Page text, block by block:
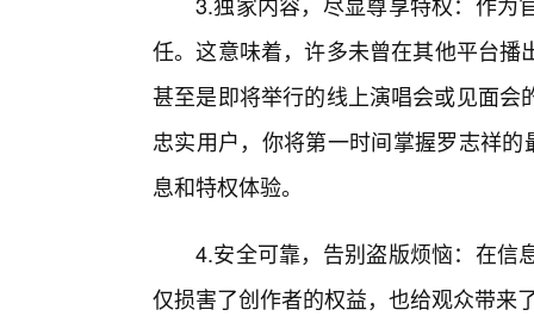
任。这意味着，许多未曾在其他平台
甚至是即将举行的线上演唱会或见面
忠实用户，你将第一时间掌握罗志祥
息和特权体验。
4.安全可靠，告别盗版烦恼：在信
仅损害了创作者的权益，也给观众带来